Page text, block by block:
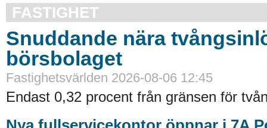
FASTIGHET
Snuddande nära
börsbolaget
Fastighetsvärlden 2026-08-06 12:45
Endast 0,32 procent från gränsen för